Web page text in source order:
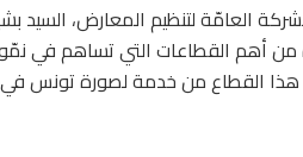
العامّة لتنظيم المعارض، السيد
أهم القطاعات التي تساهم في
القطاع من خدمة لصورة تونس في